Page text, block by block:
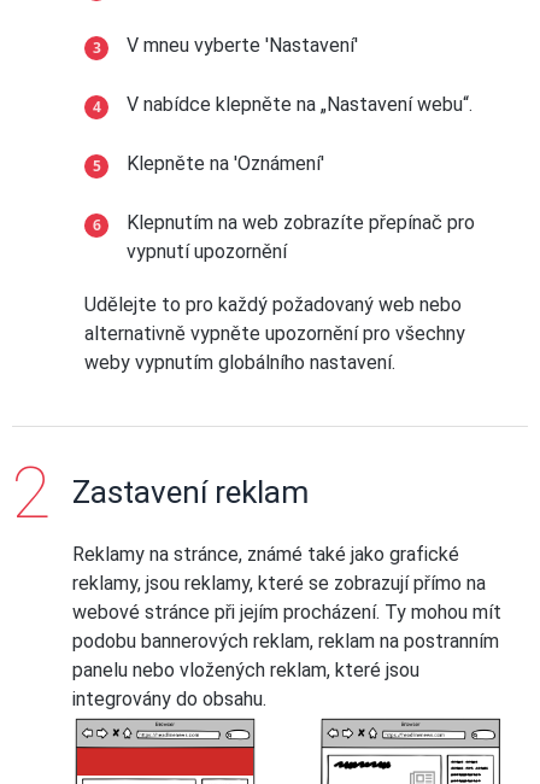
V mneu vyberte 'Nastavení'
V nabídce klepněte na „Nastavení webu“.
Klepněte na 'Oznámení'
Klepnutím na web zobrazíte přepínač pro
vypnutí upozornění
Udělejte to pro každý požadovaný web nebo
alternativně vypněte upozornění pro všechny
weby vypnutím globálního nastavení.
Zastavení reklam
Reklamy na stránce, známé také jako grafické
reklamy, jsou reklamy, které se zobrazují přímo na
webové stránce při jejím procházení. Ty mohou mít
podobu bannerových reklam, reklam na postranním
panelu nebo vložených reklam, které jsou
integrovány do obsahu.